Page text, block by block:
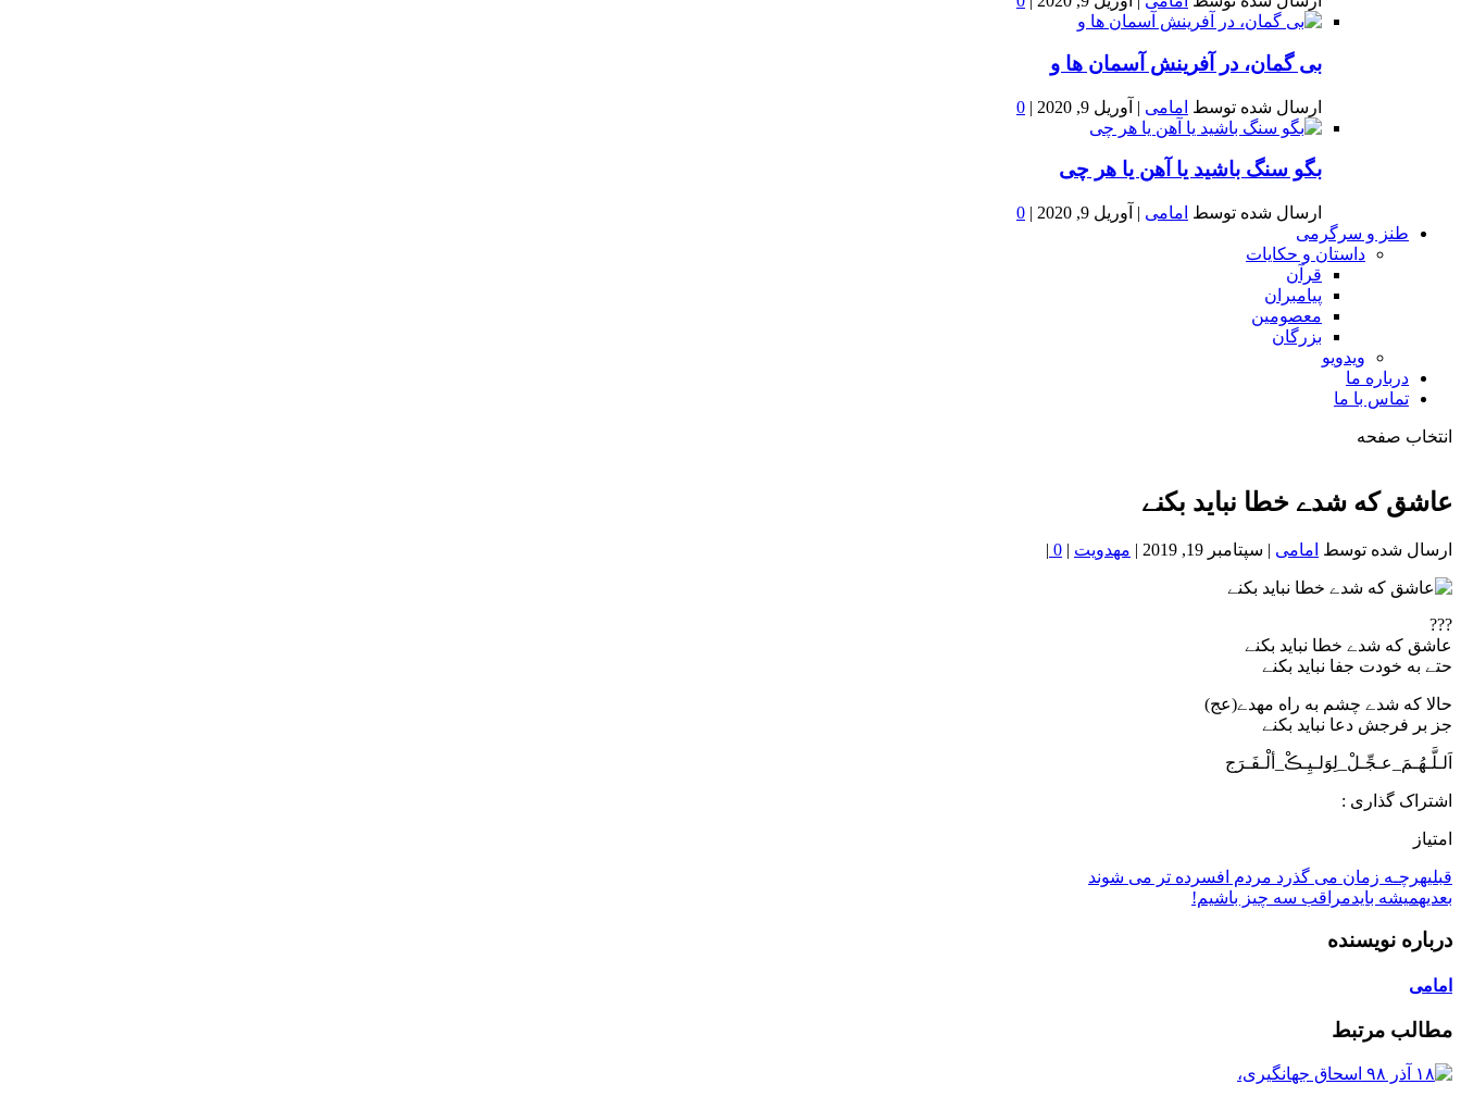
بى گمان، در آفرينش آسمان ها و
ارسال شده توسط امامی | آوریل 9, 2020 |
0
بگو سنگ باشید یا آهن یا هر چی
ارسال شده توسط امامی | آوریل 9, 2020 |
0
طنز و سرگرمی
داستان و حکایات
قرآن
پیامبران
معصومین
بزرگان
ویدویو
درباره ما
تماس با ما
انتخاب صفحه
خون
شمال
عاشق که شدے خطا نباید بکنے
ارسال شده توسط امامی | سپتامبر 19, 2019 | مهدویت |
0
|
???
عاشق که شدے خطا نباید بکنے
حتے به خودت جفا نباید بکنے
حالا که شدے چشم به راه مهدے(عج)
جز بر فرجش دعا نباید بکنے
اَلـلَّـھُـمَ_عـجِّـلْ_لِوَلـیِـڪْ_ألْـفَـرَج
اشتراک گذاری :
امتیاز
قبلیهرچـه زمان می گذرد مردم افسرده تر می شوند
بعدیهميشه بايدمراقب سه چيز باشیم!
درباره نویسنده
امامی
مطالب مرتبط